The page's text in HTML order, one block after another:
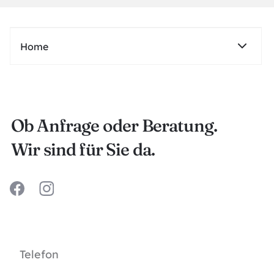
Home
Immobilienbewertung
Service
Immobilie kaufen
Ob Anfrage oder Beratung.
Wir sind für Sie da.
Telefon